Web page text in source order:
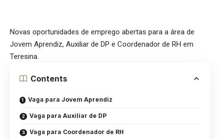
Novas oportunidades de emprego abertas para a área de
Jovem Aprendiz, Auxiliar de DP e Coordenador de RH em
Teresina.
Contents
Vaga para Jovem Aprendiz
Vaga para Auxiliar de DP
Vaga para Coordenador de RH